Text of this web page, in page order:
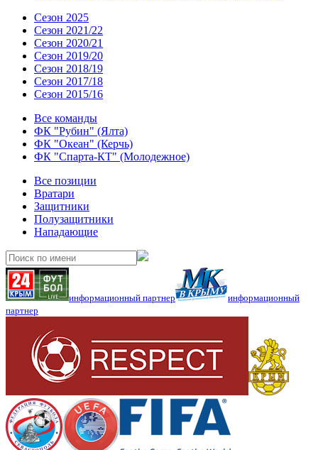
Сезон 2025
Сезон 2021/22
Сезон 2020/21
Сезон 2019/20
Сезон 2018/19
Сезон 2017/18
Сезон 2015/16
Все команды
ФК "Рубин" (Ялта)
ФК "Океан" (Керчь)
ФК "Спарта-КТ" (Молодежное)
Все позиции
Вратари
Защитники
Полузащитники
Нападающие
информационный партнер
информационный
партнер